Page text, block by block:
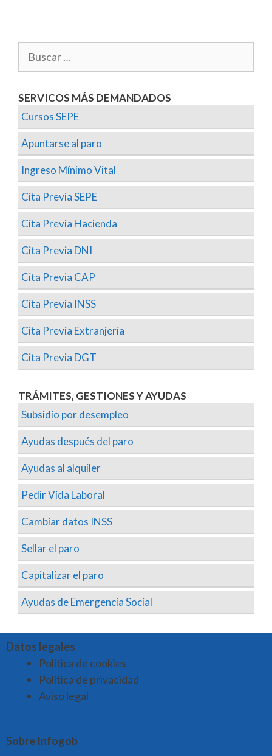
SERVICOS MÁS DEMANDADOS
Cursos SEPE
Apuntarse al paro
Ingreso Mínimo Vital
Cita Previa SEPE
Cita Previa Hacienda
Cita Previa DNI
Cita Previa CAP
Cita Previa INSS
Cita Previa Extranjería
Cita Previa DGT
TRÁMITES, GESTIONES Y AYUDAS
Subsidio por desempleo
Ayudas después del paro
Ayudas al alquiler
Pedir Vida Laboral
Cambiar datos INSS
Sellar el paro
Capitalizar el paro
Ayudas de Emergencia Social
Datos legales
Política de cookies
Política de privacidad
Aviso legal
Sobre Infogob